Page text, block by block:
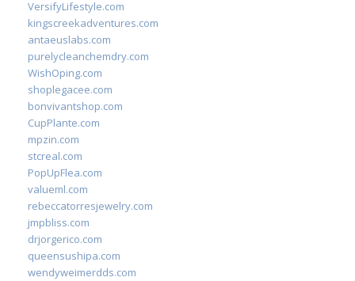
VersifyLifestyle.com
kingscreekadventures.com
antaeuslabs.com
purelycleanchemdry.com
WishOping.com
shoplegacee.com
bonvivantshop.com
CupPlante.com
mpzin.com
stcreal.com
PopUpFlea.com
valueml.com
rebeccatorresjewelry.com
jmpbliss.com
drjorgerico.com
queensushipa.com
wendyweimerdds.com